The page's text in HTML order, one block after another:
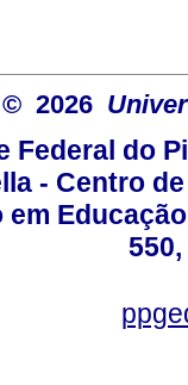
© 2026
Federal do
- Centro